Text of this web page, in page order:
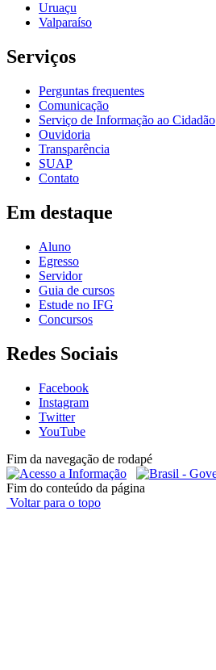
Uruaçu
Valparaíso
Serviços
Perguntas frequentes
Comunicação
Serviço de Informação ao Cidadão
Ouvidoria
Transparência
SUAP
Contato
Em destaque
Aluno
Egresso
Servidor
Guia de cursos
Estude no IFG
Concursos
Redes Sociais
Facebook
Instagram
Twitter
YouTube
Fim da navegação de rodapé
Fim do conteúdo da página
Voltar para o topo